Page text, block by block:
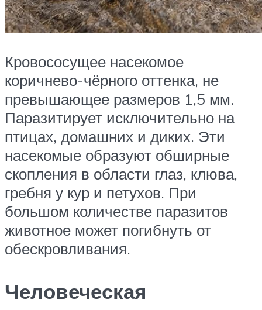
Кровососущее насекомое
коричнево-чёрного оттенка, не
превышающее размеров 1,5 мм.
Паразитирует исключительно на
птицах, домашних и диких. Эти
насекомые образуют обширные
скопления в области глаз, клюва,
гребня у кур и петухов. При
большом количестве паразитов
животное может погибнуть от
обескровливания.
Человеческая